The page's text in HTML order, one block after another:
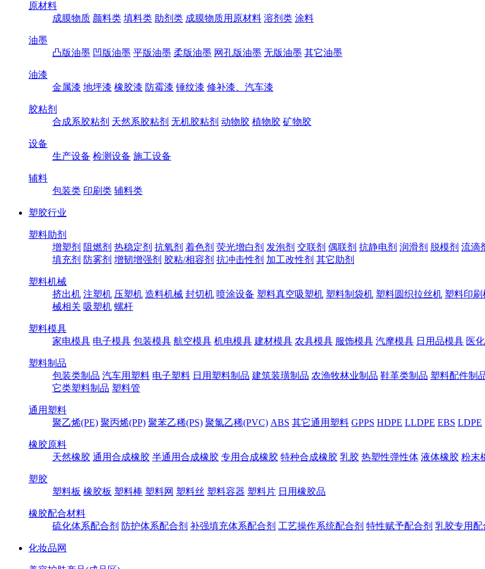
原材料
成膜物质 颜料类 填料类 助剂类 成膜物质用原材料 溶剂类 涂料
油墨
凸版油墨 凹版油墨 平版油墨 柔版油墨 网孔版油墨 无版油墨 其它油墨
油漆
金属漆 地坪漆 橡胶漆 防霉漆 锤纹漆 修补漆、汽车漆
胶粘剂
合成系胶粘剂 天然系胶粘剂 无机胶粘剂 动物胶 植物胶 矿物胶
设备
生产设备 检测设备 施工设备
辅料
包装类 印刷类 辅料类
塑胶行业
塑料助剂
增塑剂 阻燃剂 热稳定剂 抗氧剂 着色剂 荧光增白剂 发泡剂 交联剂 偶联剂 抗静电剂 润滑剂 脱模剂 流滴
填充剂 防雾剂 增韧增强剂 胶粘/相容剂 抗冲击性剂 加工改性剂 其它助剂
塑料机械
挤出机 注塑机 压塑机 造料机械 封切机 喷涂设备 塑料真空吸塑机 塑料制袋机 塑料圆织拉丝机 塑料印刷
械相关 吸塑机 螺杆
塑料模具
家电模具 电子模具 包装模具 航空模具 机电模具 建材模具 农具模具 服饰模具 汽摩模具 日用品模具 医
塑料制品
包装类制品 汽车用塑料 电子塑料 日用塑料制品 建筑装璜制品 农渔牧林业制品 鞋革类制品 塑料配件制
它类塑料制品 塑料管
通用塑料
聚乙烯(PE) 聚丙烯(PP) 聚苯乙稀(PS) 聚氯乙稀(PVC) ABS 其它通用塑料 GPPS HDPE LLDPE EBS LDPE
橡胶原料
天然橡胶 通用合成橡胶 半通用合成橡胶 专用合成橡胶 特种合成橡胶 乳胶 热塑性弹性体 液体橡胶 粉末
塑胶
塑料板 橡胶板 塑料棒 塑料网 塑料丝 塑料容器 塑料片 日用橡胶品
橡胶配合材料
硫化体系配合剂 防护体系配合剂 补强填充体系配合剂 工艺操作系统配合剂 特性赋予配合剂 乳胶专用配
化妆品网